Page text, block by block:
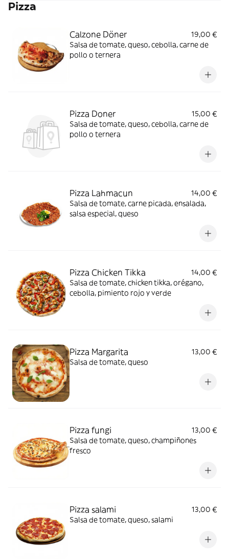
Pizza
Calzone Döner
19,00 €
Salsa de tomate, queso, cebolla, carne de
pollo o ternera
Pizza Doner
15,00 €
Salsa de tomate, queso, cebolla, carne de
pollo o ternera
Pizza Lahmacun
14,00 €
Salsa de tomate, carne picada, ensalada,
salsa especial, queso
Pizza Chicken Tikka
14,00 €
Salsa de tomate, chicken tikka, orégano,
cebolla, pimiento rojo y verde
Pizza Margarita
13,00 €
Salsa de tomate, queso
Pizza fungi
13,00 €
Salsa de tomate, queso, champiñones
fresco
Pizza salami
13,00 €
Salsa de tomate, queso, salami